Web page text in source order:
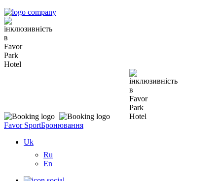
Favor SportБронювання
Uk
Ru
En